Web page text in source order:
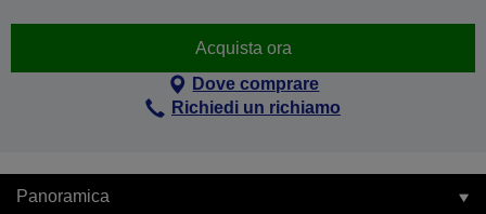
Acquista ora
Dove comprare
Richiedi un richiamo
Panoramica